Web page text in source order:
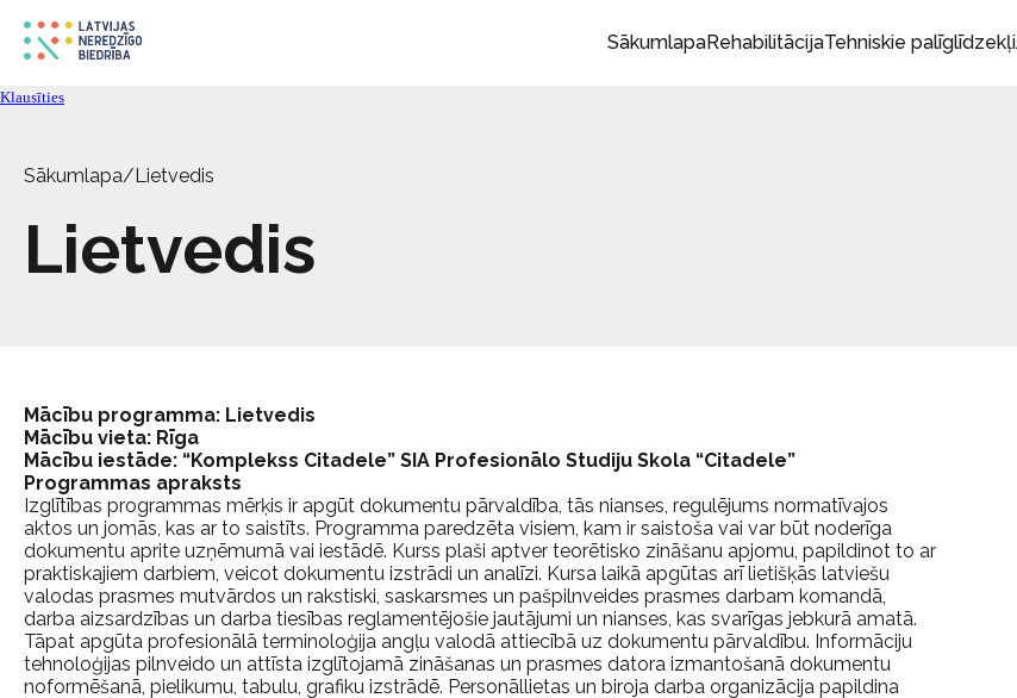
SākumlapaRehabilitācijaTehniskie palīglīdzekļi
Klausīties
Sākumlapa/Lietvedis
Lietvedis
Mācību programma: Lietvedis
Mācību vieta: Rīga
Mācību iestāde: “Komplekss Citadele” SIA Profesionālo Studiju Skola “Citadele”
Programmas apraksts
Izglītības programmas mērķis ir apgūt dokumentu pārvaldība, tās nianses, regulējums normatīvajos
aktos un jomās, kas ar to saistīts. Programma paredzēta visiem, kam ir saistoša vai var būt noderīga
dokumentu aprite uzņēmumā vai iestādē. Kurss plaši aptver teorētisko zināšanu apjomu, papildinot to ar
praktiskajiem darbiem, veicot dokumentu izstrādi un analīzi. Kursa laikā apgūtas arī lietišķās latviešu
valodas prasmes mutvārdos un rakstiski, saskarsmes un pašpilnveides prasmes darbam komandā,
darba aizsardzības un darba tiesības reglamentējošie jautājumi un nianses, kas svarīgas jebkurā amatā.
Tāpat apgūta profesionālā terminoloģija angļu valodā attiecībā uz dokumentu pārvaldību. Informāciju
tehnoloģijas pilnveido un attīsta izglītojamā zināšanas un prasmes datora izmantošanā dokumentu
noformēšanā, pielikumu, tabulu, grafiku izstrādē. Personāllietas un biroja darba organizācija papildina